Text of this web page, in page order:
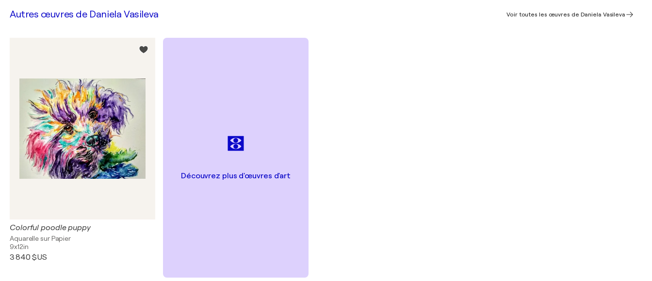
Autres œuvres de Daniela Vasileva Voir toutes les œuvres de Daniela Vasileva
Colorful poodle puppy
Aquarelle sur Papier
9x12in
3 840 $US
Découvrez plus d'œuvres d'art